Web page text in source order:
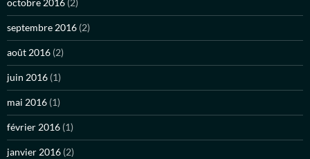
octobre 2016 (2)
septembre 2016 (2)
août 2016 (2)
juin 2016 (1)
mai 2016 (1)
février 2016 (1)
janvier 2016 (2)